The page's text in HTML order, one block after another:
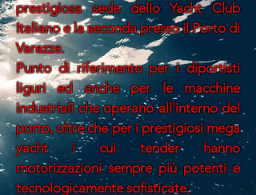
prestigiosa sede dello Yacht Club
Italiano e la seconda presso il Porto di
Varazze.
Punto di riferimento per i diportisti
liguri ed anche per le macchine
industriali che operano all'interno del
porto, oltre che per i prestigiosi mega
yacht i cui tender hanno
motorizzazioni sempre più potenti e
tecnologicamente sofisticate.